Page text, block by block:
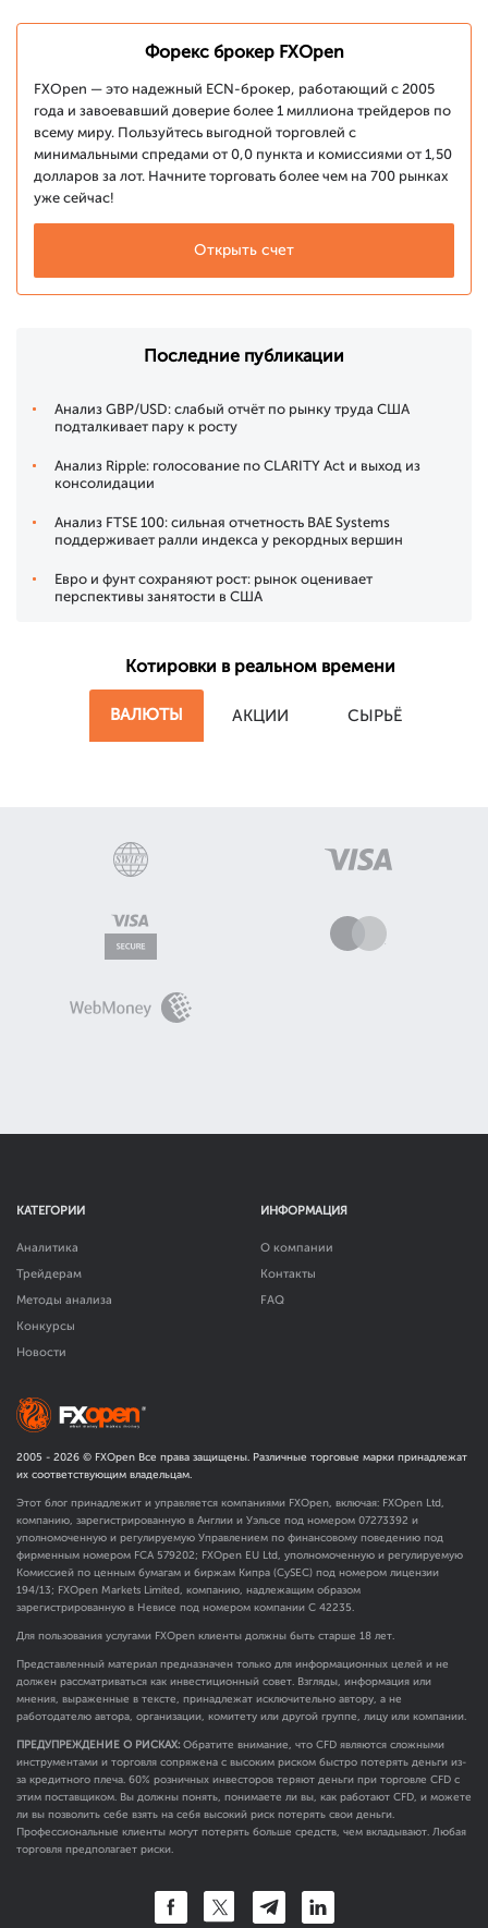
Форекс брокер FXOpen
FXOpen — это надежный ECN-брокер, работающий с 2005
года и завоевавший доверие более 1 миллиона трейдеров по
всему миру. Пользуйтесь выгодной торговлей с
минимальными спредами от 0,0 пункта и комиссиями от 1,50
долларов за лот. Начните торговать более чем на 700 рынках
уже сейчас!
Открыть счет
Последние публикации
Анализ GBP/USD: слабый отчёт по рынку труда США
подталкивает пару к росту
Анализ Ripple: голосование по CLARITY Act и выход из
консолидации
Анализ FTSE 100: сильная отчетность BAE Systems
поддерживает ралли индекса у рекордных вершин
Евро и фунт сохраняют рост: рынок оценивает
перспективы занятости в США
Котировки в реальном времени
ВАЛЮТЫ АКЦИИ СЫРЬЁ
КАТЕГОРИИ
Аналитика
Трейдерам
Методы анализа
Конкурсы
Новости
ИНФОРМАЦИЯ
О компании
Контакты
FAQ
2005 - 2026 © FXOpen Все права защищены. Различные торговые марки принадлежат
их соответствующим владельцам.
Этот блог принадлежит и управляется компаниями FXOpen, включая: FXOpen Ltd,
компанию, зарегистрированную в Англии и Уэльсе под номером 07273392 и
уполномоченную и регулируемую Управлением по финансовому поведению под
фирменным номером FCA 579202; FXOpen EU Ltd, уполномоченную и регулируемую
Комиссией по ценным бумагам и биржам Кипра (CySEC) под номером лицензии
194/13; FXOpen Markets Limited, компанию, надлежащим образом
зарегистрированную в Невисе под номером компании C 42235.
Для пользования услугами FXOpen клиенты должны быть старше 18 лет.
Представленный материал предназначен только для информационных целей и не
должен рассматриваться как инвестиционный совет. Взгляды, информация или
мнения, выраженные в тексте, принадлежат исключительно автору, а не
работодателю автора, организации, комитету или другой группе, лицу или компании.
ПРЕДУПРЕЖДЕНИЕ О РИСКАХ: Обратите внимание, что CFD являются сложными
инструментами и торговля сопряжена с высоким риском быстро потерять деньги из-
за кредитного плеча. 60% розничных инвесторов теряют деньги при торговле CFD с
этим поставщиком. Вы должны понять, понимаете ли вы, как работают CFD, и можете
ли вы позволить себе взять на себя высокий риск потерять свои деньги.
Профессиональные клиенты могут потерять больше средств, чем вкладывают. Любая
торговля предполагает риски.